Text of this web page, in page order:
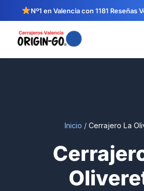
Nº1 en Valencia con 1181 Reseñas
Inicio / Cerrajero La